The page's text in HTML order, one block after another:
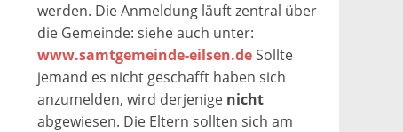
werden. Die Anmeldung läuft zentral über
die Gemeinde: siehe auch unter:
www.samtgemeinde-eilsen.deSollte
jemand es nicht geschafft haben sich
anzumelden, wird derjenige nicht
abgewiesen. Die Eltern sollten sich am